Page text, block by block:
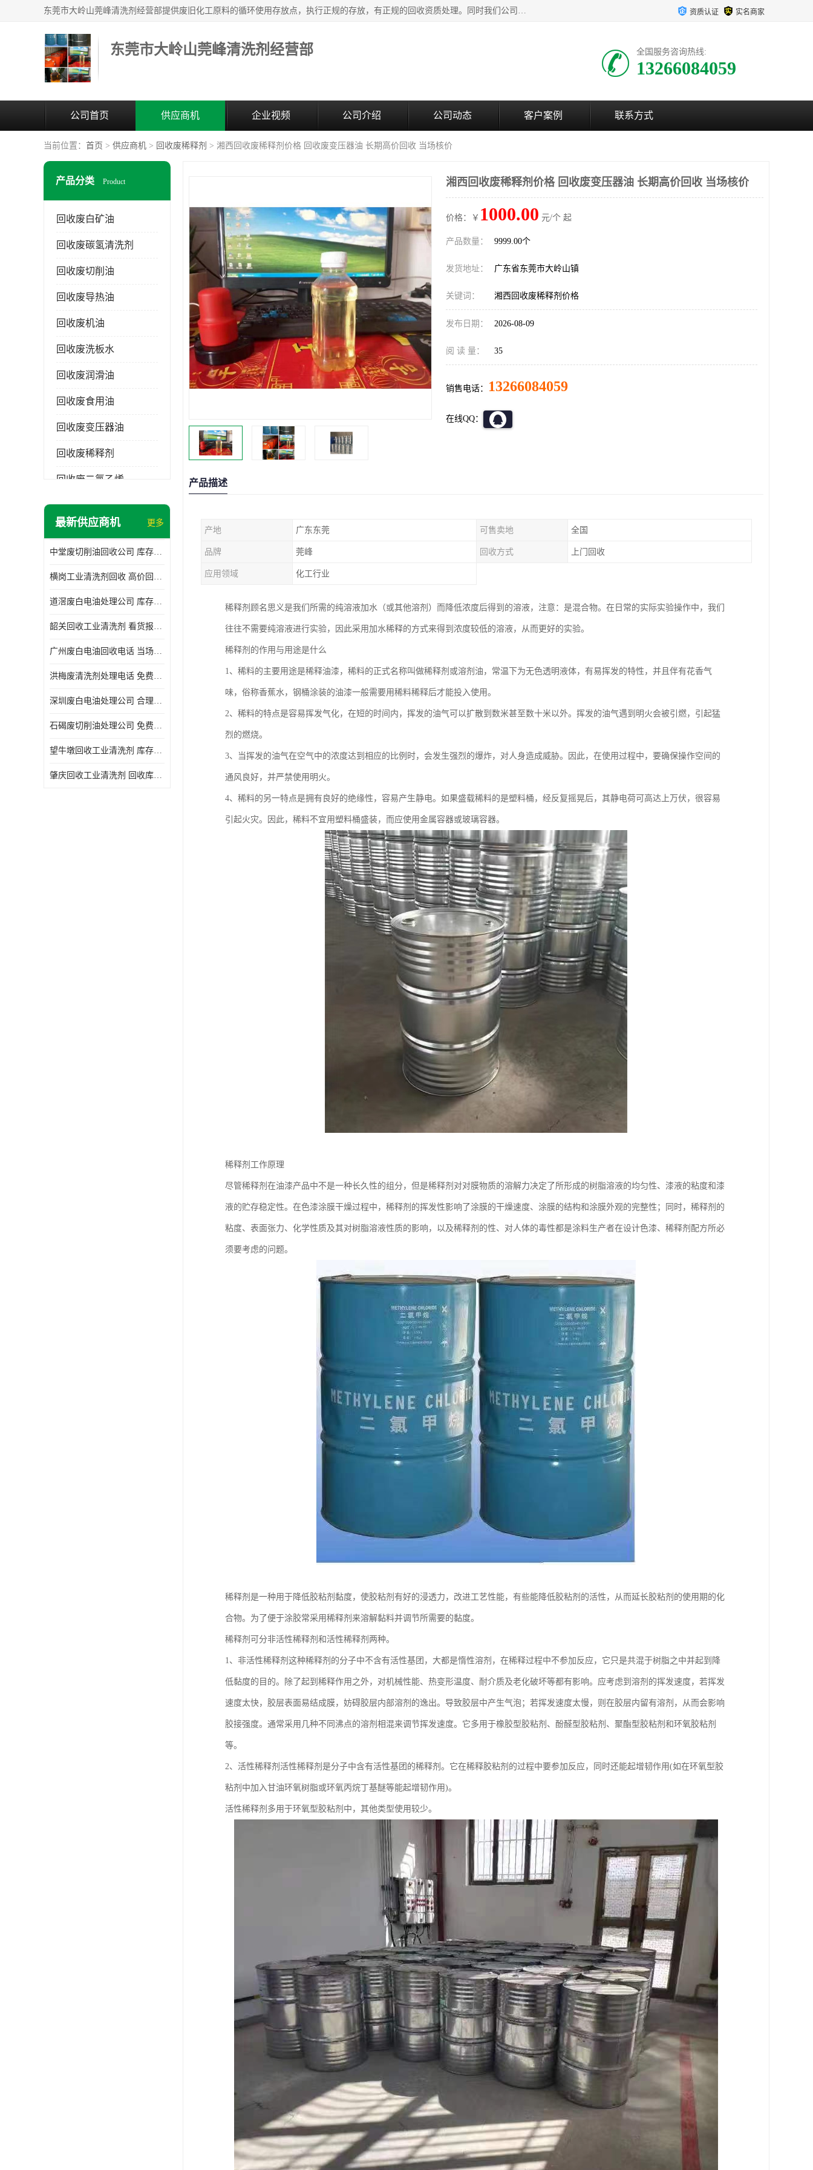
东莞市大岭山莞峰清洗剂经营部提供废旧化工原料的循环使用存放点，执行正规的存放，有正规的回收资质处理。同时我们公司批发零售回收级清洗剂，废液压油、废变压油、废清洗剂、脱模油、再生基础油，质量保证。 资质认证 实名商家
东莞市大岭山莞峰清洗剂经营部 全国服务咨询热线:
13266084059
公司首页 供应商机 企业视频 公司介绍 公司动态 客户案例 联系方式
当前位置： 首页 > 供应商机 > 回收废稀释剂 > 湘西回收废稀释剂价格 回收废变压器油 长期高价回收 当场核价
产品分类 Product
回收废白矿油
回收废碳氢清洗剂
回收废切削油
回收废导热油
回收废机油
回收废洗板水
回收废润滑油
回收废食用油
回收废变压器油
回收废稀释剂
回收废二氯乙烯
回收废清洗剂
回收废三氯乙烯
回收废清洗液
最新供应商机 更多
中堂废切削油回收公司 库存积压回收 义乌市永峰贸易商行
横岗工业清洗剂回收 高价回收 量大量小均可
道滘废白电油处理公司 库存积压回收 量大量小均可
韶关回收工业清洗剂 看货报价 欢迎电话咨询
广州废白电油回收电话 当场结算 现款结算
洪梅废清洗剂处理电话 免费估价 大量尾货回收
深圳废白电油处理公司 合理估价 上门评估报价
石碣废切削油处理公司 免费估价 量大量小均可
望牛墩回收工业清洗剂 库存积压回收 大量尾货回收
肇庆回收工业清洗剂 回收库存 量大量小均可
湘西回收废稀释剂价格 回收废变压器油 长期高价回收 当场核价
价格：￥ 1000.00 元/个 起
产品数量： 9999.00个
发货地址： 广东省东莞市大岭山镇
关键词： 湘西回收废稀释剂价格
发布日期： 2026-08-09
阅 读 量： 35
销售电话： 13266084059
在线QQ：
产品描述
产地 广东东莞 可售卖地 全国
品牌 莞峰 回收方式 上门回收
应用领域 化工行业
稀释剂顾名思义是我们所需的纯溶液加水（或其他溶剂）而降低浓度后得到的溶液，注意：是混合物。在日常的实际实验操作中，我们
往往不需要纯溶液进行实验，因此采用加水稀释的方式来得到浓度较低的溶液，从而更好的实验。
稀释剂的作用与用途是什么
1、稀料的主要用途是稀释油漆，稀料的正式名称叫做稀释剂或溶剂油，常温下为无色透明液体，有易挥发的特性，并且伴有花香气
味，俗称香蕉水，钢桶涂装的油漆一般需要用稀料稀释后才能投入使用。
2、稀料的特点是容易挥发气化，在短的时间内，挥发的油气可以扩散到数米甚至数十米以外。挥发的油气遇到明火会被引燃，引起猛
烈的燃烧。
3、当挥发的油气在空气中的浓度达到相应的比例时，会发生强烈的爆炸，对人身造成威胁。因此，在使用过程中，要确保操作空间的
通风良好，并严禁使用明火。
4、稀料的另一特点是拥有良好的绝缘性，容易产生静电。如果盛载稀料的是塑料桶，经反复摇晃后，其静电荷可高达上万伏，很容易
引起火灾。因此，稀料不宜用塑料桶盛装，而应使用金属容器或玻璃容器。
稀释剂工作原理
尽管稀释剂在油漆产品中不是一种长久性的组分，但是稀释剂对对膜物质的溶解力决定了所形成的树脂溶液的均匀性、漆液的粘度和漆
液的贮存稳定性。在色漆涂膜干燥过程中，稀释剂的挥发性影响了涂膜的干燥速度、涂膜的结构和涂膜外观的完整性；同时，稀释剂的
粘度、表面张力、化学性质及其对树脂溶液性质的影响，以及稀释剂的性、对人体的毒性都是涂料生产者在设计色漆、稀释剂配方所必
须要考虑的问题。
稀释剂是一种用于降低胶粘剂黏度，使胶粘剂有好的浸透力，改进工艺性能，有些能降低胶粘剂的活性，从而延长胶粘剂的使用期的化
合物。为了便于涂胶常采用稀释剂来溶解黏料并调节所需要的黏度。
稀释剂可分非活性稀释剂和活性稀释剂两种。
1、非活性稀释剂这种稀释剂的分子中不含有活性基团，大都是惰性溶剂，在稀释过程中不参加反应，它只是共混于树脂之中并起到降
低黏度的目的。除了起到稀释作用之外，对机械性能、热变形温度、耐介质及老化破坏等都有影响。应考虑到溶剂的挥发速度，若挥发
速度太快，胶层表面易结成膜，妨碍胶层内部溶剂的逸出。导致胶层中产生气泡；若挥发速度太慢，则在胶层内留有溶剂，从而会影响
胶接强度。通常采用几种不同沸点的溶剂相混来调节挥发速度。它多用于橡胶型胶粘剂、酚醛型胶粘剂、聚酯型胶粘剂和环氧胶粘剂
等。
2、活性稀释剂活性稀释剂是分子中含有活性基团的稀释剂。它在稀释胶粘剂的过程中要参加反应，同时还能起增韧作用(如在环氧型胶
粘剂中加入甘油环氧树脂或环氧丙烷丁基醚等能起增韧作用)。
活性稀释剂多用于环氧型胶粘剂中，其他类型使用较少。